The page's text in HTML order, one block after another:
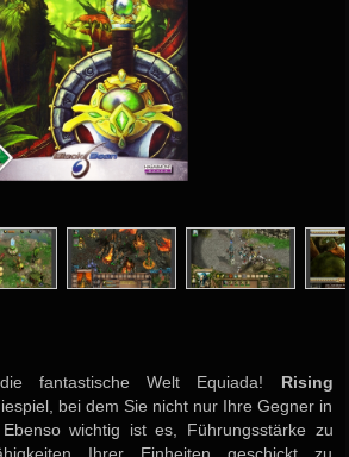
fantastische Welt Equiada! Rising
bei dem Sie nicht nur Ihre Gegner in
wichtig ist es, Führungsstärke zu